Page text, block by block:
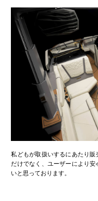
私どもが取扱いするにあたり
だけでなく、ユーザーにより
いと思っております。